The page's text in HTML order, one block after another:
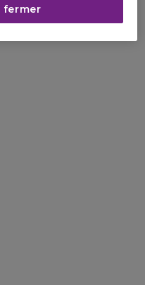
pour l'application
Elle est
fermer